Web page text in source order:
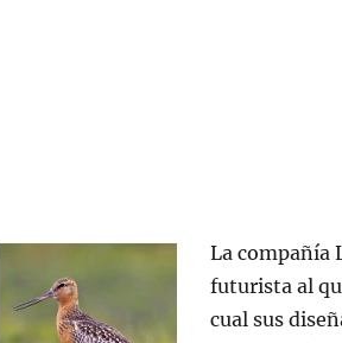
La compañía
futurista al
cual sus